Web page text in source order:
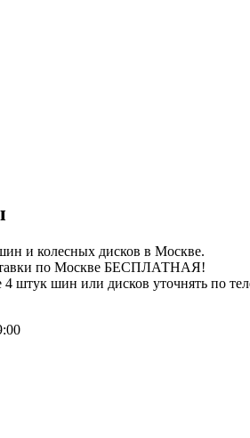
и колесных дисков в Москве.
по Москве БЕСПЛАТНАЯ!
штук шин или дисков уточнять по